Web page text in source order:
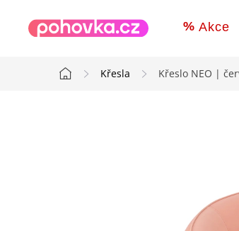
Akce
Domů
Křesla Křeslo NEO |